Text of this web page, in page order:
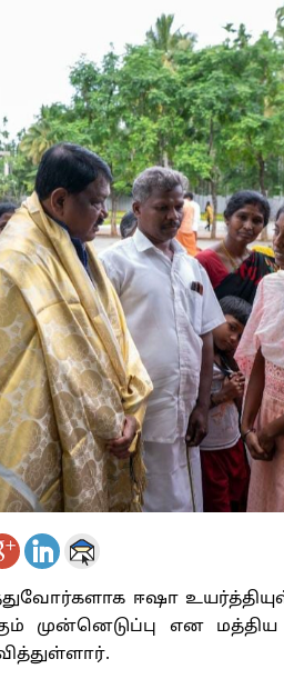
அஞ்சமாட்டோம் – இந்தியா
பட்டதாரிகள் அக்.16 வரை விண்ணப்பிக்கலாம்
6 ஆக உயர்வு
ஈஷா
என மத்திய